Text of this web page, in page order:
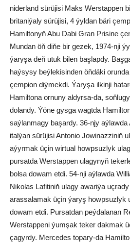
niderland sürüjisi Maks Werstappen
britaniýaly sürüjisi, 4 ýyldan bäri
Hamiltonyň Abu Dabi Gran Prisine
Mundan öň diňe bir gezek, 1974-nji
ýaryşa deň utuk bilen başlapdy.
haýsysy beýlekisinden öňdäki
çempion diýmekdi. Ýaryşa ilkinji
Hamiltona ornuny aldyrsa-da,
dolandy. Ýöne gysga wagtda
saýlanmagy başardy. 36-njy
italýan sürüjisi Antonio Jowinazziniň
aýyrmak üçin wirtual howpsuzlyk
pursatda Werstappen ulagynyň
bolsa dowam etdi. 54-nji aýlawda
Nikolas Lafitiniň ulagy awariýa
arassalamak üçin ýaryş howpsuzlyk
dowam etdi. Pursatdan peýdalanan
Werstappeni ýumşak teker dakmak
çagyrdy. Mercedes topary-da